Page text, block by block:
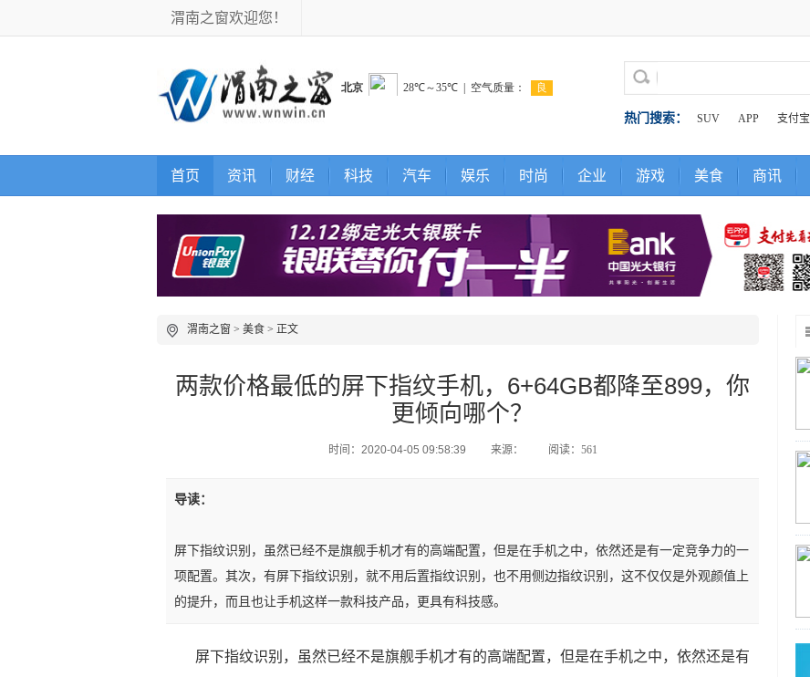
渭南之窗欢迎您！
热门搜索： SUV APP 支付宝
首页 资讯 财经 科技 汽车 娱乐 时尚 企业 游戏 美食 商讯
渭南之窗 > 美食 > 正文
两款价格最低的屏下指纹手机，6+64GB都降至899，你
更倾向哪个？
时间：2020-04-05 09:58:39 来源： 阅读：561
导读：
屏下指纹识别，虽然已经不是旗舰手机才有的高端配置，但是在手机之中，依然还是有一定竞争力的一
项配置。其次，有屏下指纹识别，就不用后置指纹识别，也不用侧边指纹识别，这不仅仅是外观颜值上
的提升，而且也让手机这样一款科技产品，更具有科技感。
屏下指纹识别，虽然已经不是旗舰手机才有的高端配置，但是在手机之中，依然还是有